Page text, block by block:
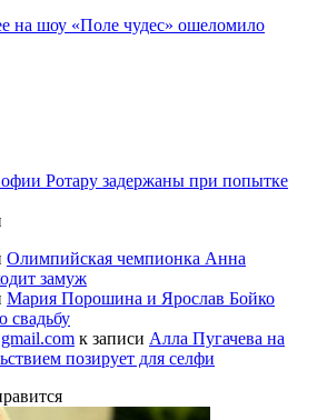
на шоу «Поле чудес» ошеломило
Ротару задержаны при попытке
Олимпийская чемпионка Анна
замуж
Мария Порошина и Ярослав Бойко
свадьбу
к записи Алла Пугачева на
позирует для селфи